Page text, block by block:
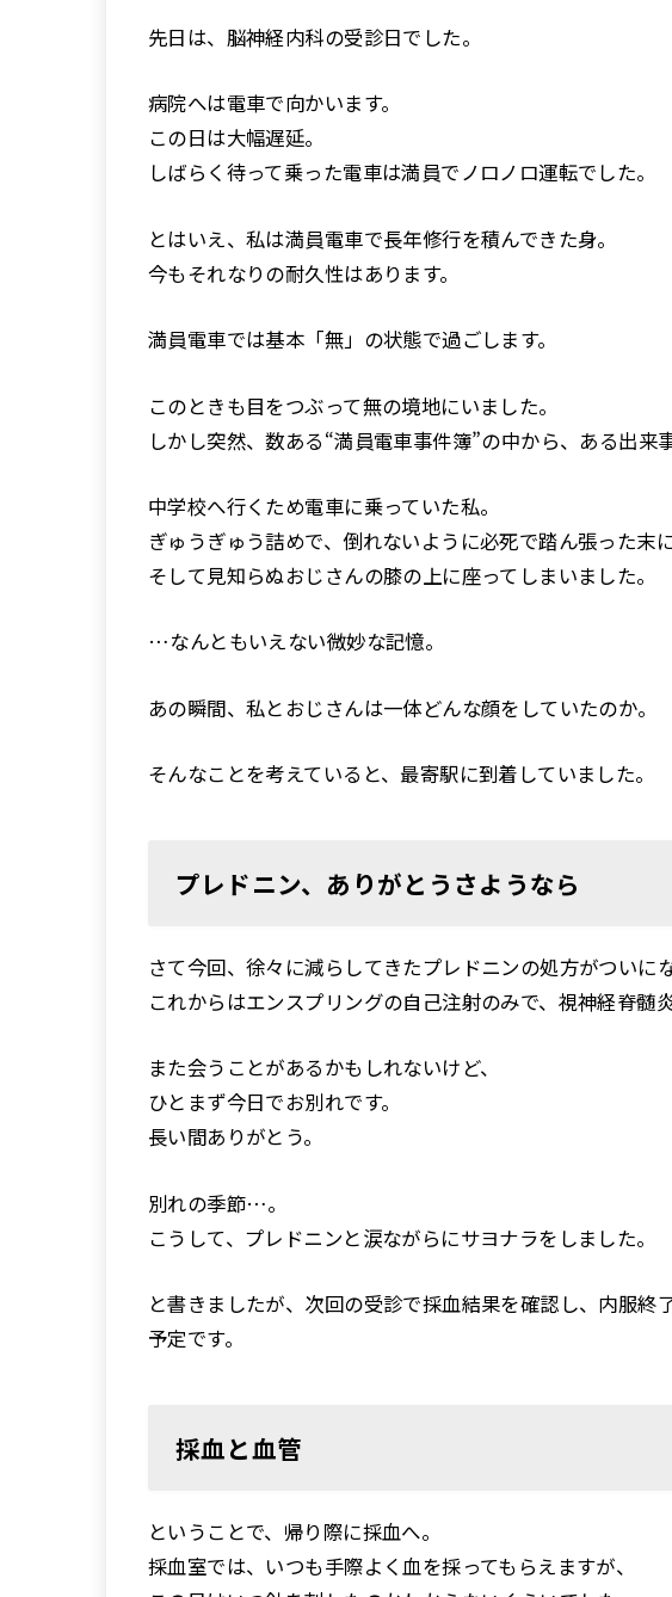
先日は、脳神経内科の受診日でした。
病院へは電車で向かいます。
この日は大幅遅延。
しばらく待って乗った電車は満員でノロノロ運転でした。
とはいえ、私は満員電車で長年修行を積んできた身。
今もそれなりの耐久性はあります。
満員電車では基本「無」の状態で過ごします。
このときも目をつぶって無の境地にいました。
しかし突然、数ある“満員電車事件簿”の中から、ある出来
中学校へ行くため電車に乗っていた私。
ぎゅうぎゅう詰めで、倒れないように必死で踏ん張った末
そして見知らぬおじさんの膝の上に座ってしまいました。
…なんともいえない微妙な記憶。
あの瞬間、私とおじさんは一体どんな顔をしていたのか。
そんなことを考えていると、最寄駅に到着していました。
プレドニン、ありがとうさようなら
さて今回、徐々に減らしてきたプレドニンの処方がついに
これからはエンスプリングの自己注射のみで、視神経脊髄
また会うことがあるかもしれないけど、
ひとまず今日でお別れです。
長い間ありがとう。
別れの季節…。
こうして、プレドニンと涙ながらにサヨナラをしました。
と書きましたが、次回の受診で採血結果を確認し、内服終
予定です。
採血と血管
ということで、帰り際に採血へ。
採血室では、いつも手際よく血を採ってもらえますが、